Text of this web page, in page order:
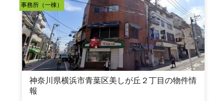
事務所（一棟）
神奈川県横浜市青葉区美しが丘２丁目の物件情
報